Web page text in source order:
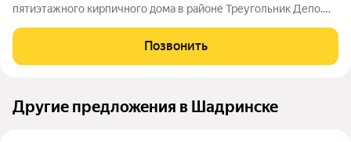
пятиэтажного кирпичного дома в районе Треугольник Депо.
комнаты, душевую и санузел, рассчитанные на две комнаты. В
квартире выполнен качественный
Позвонить
Другие предложения в Шадринске